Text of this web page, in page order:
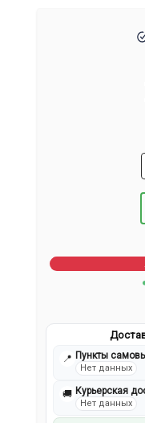
📍 Пункты
Нет данных
🚚 Курьерская
Нет данных